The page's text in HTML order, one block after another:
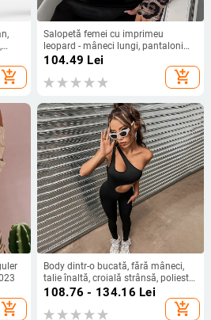
add_shopping_cart
Salopetă femei cu imprimeu
leopard - mâneci lungi, pantaloni
3/4, croială slim, poliester/spandex,
104.49 Lei
add_shopping_cart
add_shopping_cart
Body dintr-o bucată, fără mâneci,
talie înaltă, croială strânsă, poliester
micro-elastic, vara 2025,
îmbrăcăminte pentru yoga și
fitness
108.76 - 134.16 Lei
add_shopping_cart